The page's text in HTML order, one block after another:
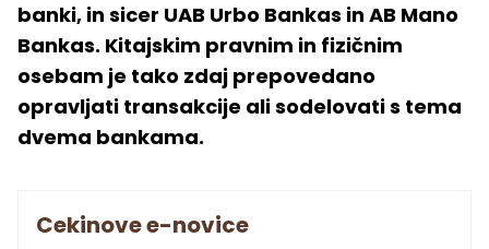
banki, in sicer UAB Urbo Bankas in AB Mano
Bankas. Kitajskim pravnim in fizičnim
osebam je tako zdaj prepovedano
opravljati transakcije ali sodelovati s tema
dvema bankama.
Cekinove e-novice